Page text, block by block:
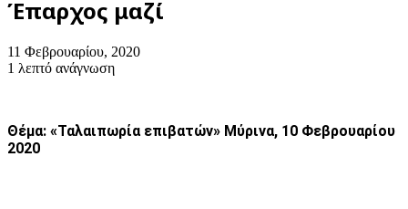
Έπαρχος μαζί
11 Φεβρουαρίου, 2020
1 λεπτό ανάγνωση
Θέμα: «Ταλαιπωρία επιβατών» Μύρινα, 10 Φεβρουαρίου
2020